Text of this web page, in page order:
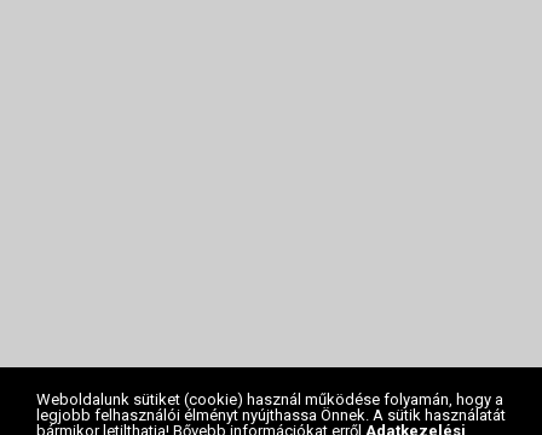
Weboldalunk sütiket (cookie) használ működése folyamán, hogy a
legjobb felhasználói élményt nyújthassa Önnek. A sütik használatát
bármikor letilthatja! Bővebb információkat erről Adatkezelési